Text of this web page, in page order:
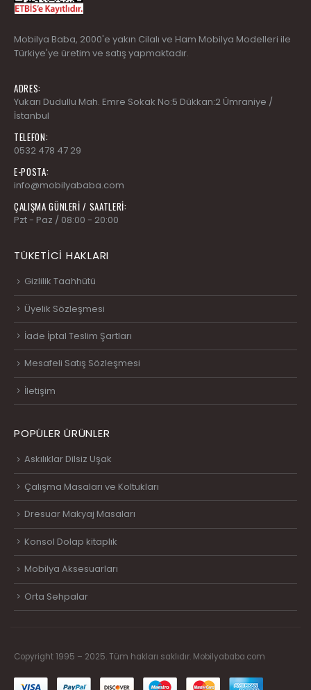
Mobilya Baba, 2000'e yakın Cilalı ve Ham Mobilya Modelleri ile
Türkiye'ye üretim ve satış yapmaktadır.
ADRES:
Yukarı Dudullu Mah. Emre Sokak No:5 Dükkan:2 Ümraniye /
İstanbul
TELEFON:
0532 478 47 29
E-POSTA:
info@mobilyababa.com
ÇALIŞMA GÜNLERİ / SAATLERİ:
Pzt - Paz / 08:00 - 20:00
TÜKETICI HAKLARI
Gizlilik Taahhütü
Üyelik Sözleşmesi
İade İptal Teslim Şartları
Mesafeli Satış Sözleşmesi
İletişim
POPÜLER ÜRÜNLER
Askılıklar Dilsiz Uşak
Çalışma Masaları ve Koltukları
Dresuar Makyaj Masaları
Konsol Dolap kitaplık
Mobilya Aksesuarları
Orta Sehpalar
Copyright 1995 – 2025. Tüm hakları saklıdır. Mobilyababa.com